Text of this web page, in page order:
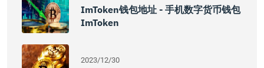
ImToken钱包地址 - 手机数字货币钱包
ImToken
2023/12/30